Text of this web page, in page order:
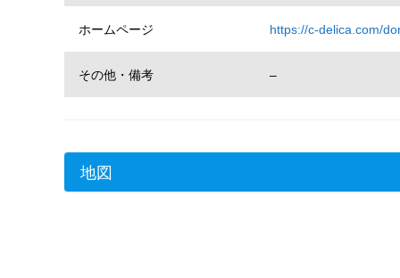
ホームページ https://c-delica.com/
その他・備考 –
地図